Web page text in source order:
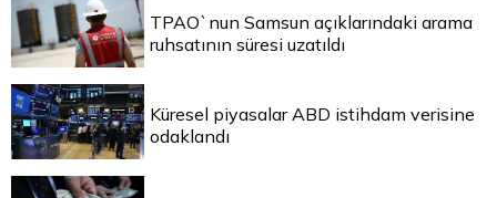
TPAO`nun Samsun açıklarındaki arama
ruhsatının süresi uzatıldı
Küresel piyasalar ABD istihdam verisine
odaklandı